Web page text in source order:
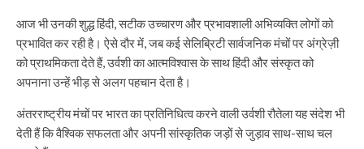
आज भी उनकी शुद्ध हिंदी, सटीक उच्चारण और प्रभावशाली अभिव्यक्ति लोगों को
प्रभावित कर रही है। ऐसे दौर में, जब कई सेलिब्रिटी सार्वजनिक मंचों पर अंग्रेज़ी
को प्राथमिकता देते हैं, उर्वशी का आत्मविश्वास के साथ हिंदी और संस्कृत को
अपनाना उन्हें भीड़ से अलग पहचान देता है।
अंतरराष्ट्रीय मंचों पर भारत का प्रतिनिधित्व करने वाली उर्वशी रौतेला यह संदेश भी
देती हैं कि वैश्विक सफलता और अपनी सांस्कृतिक जड़ों से जुड़ाव साथ-साथ चल